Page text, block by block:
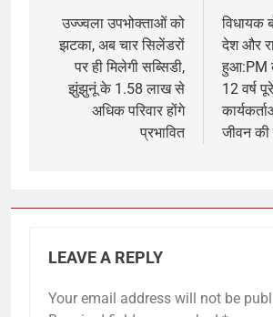
navigation
उज्ज्वला उपभोक्ताओं को
झटका, अब चार सिलेंडरों
पर ही मिलेगी सब्सिडी,
झुंझुनूं के 1.58 लाख से
अधिक परिवार होंगे
प्रभावित
विधायक
देश और
हुआ:PM
12 वर्ष
जीवन की
LEAVE A REPLY
Your email address will not be